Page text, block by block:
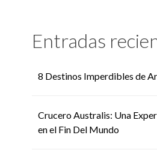
Entradas
8 Destinos Imperdibles de
Crucero Australis: Una
en el Fin Del Mundo